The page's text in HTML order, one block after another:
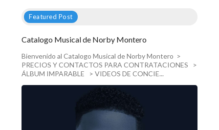
Featured Post
Catalogo Musical de Norby Montero
Bienvenido al Catalogo Musical de Norby Montero >
PRECIOS Y CONTACTOS PARA CONTRATACIONES >
ÁLBUM IMPARABLE > VIDEOS DE CONCIE...